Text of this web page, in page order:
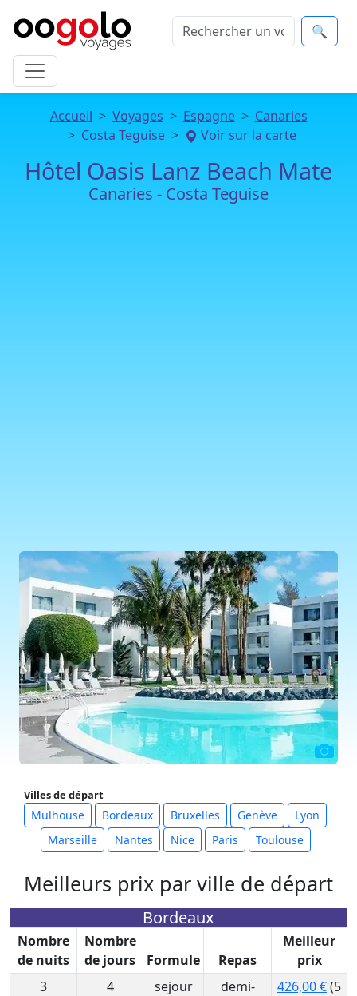
🔍
Accueil Voyages Espagne
Canaries
Costa Teguise
Voir sur la carte
Hôtel Oasis Lanz Beach Mate
Canaries - Costa Teguise
Villes de départ
Mulhouse Bordeaux Bruxelles Genève
Lyon
Marseille
Nantes Nice Paris Toulouse
Meilleurs prix par ville de départ
Bordeaux
Nombre
de nuits
Nombre
de jours
Formule Repas
Meilleur
prix
3
4 sejour
demi-
426,00 €(5